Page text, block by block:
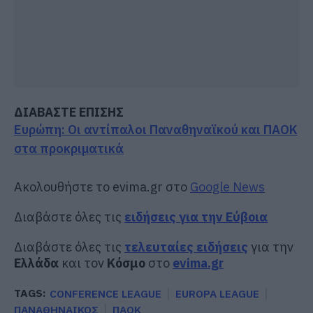
ΔΙΑΒΑΣΤΕ ΕΠΙΣΗΣ
Ευρώπη: Οι αντίπαλοι Παναθηναϊκού και ΠΑΟΚ
στα προκριματικά
Ακολουθήστε το evima.gr στο Google News
Διαβάστε όλες τις ειδήσεις για την Εύβοια
Διαβάστε όλες τις τελευταίες ειδήσεις για την
Ελλάδα και τον Κόσμο στο evima.gr
TAGS: CONFERENCE LEAGUE
EUROPA LEAGUE
ΠΑΝΑΘΗΝΑΙΚΟΣ
ΠΑΟΚ